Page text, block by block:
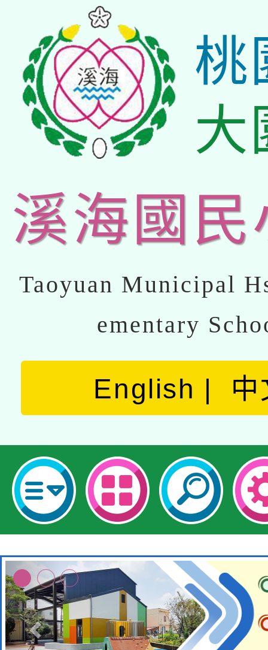
桃
大
溪海國民
Taoyuan Municipal
ementary
English 中